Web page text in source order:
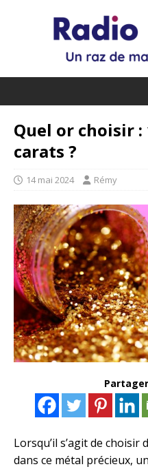
Quel or choisir :
carats ?
14 mai 2024 Rémy
Lorsqu’il s’agit de
dans ce métal précieux,